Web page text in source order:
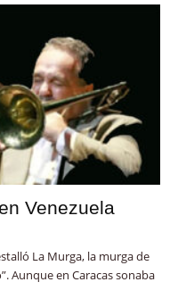
Venezuela
La Murga, la murga de
Aunque en Caracas sonaba